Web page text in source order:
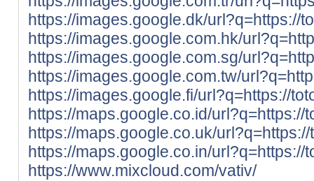
https://images.google.dk/url?q=https://
https://images.google.com.hk/
https://images.google.com.sg/
https://images.google.com.tw/
https://images.google.fi/url?q=https://
https://maps.google.co.id/url?q=https://
https://maps.google.co.uk/
https://maps.google.co.in/url?q=https://
https://www.mixcloud.com/vativ/